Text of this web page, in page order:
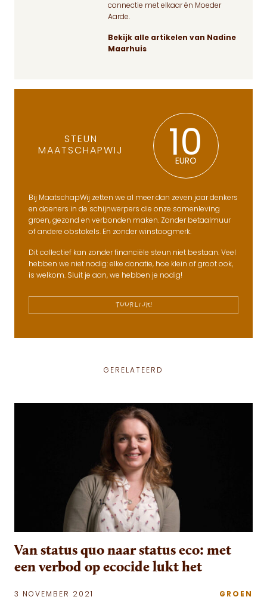
connectie met elkaar én Moeder
Aarde.
Bekijk alle artikelen van Nadine
Maarhuis
STEUN
MAATSCHAPWIJ
10
EURO
Bij MaatschapWij zetten we al meer dan zeven jaar denkers
en doeners in de schijnwerpers die onze samenleving
groen, gezond en verbonden maken. Zonder betaalmuur
of andere obstakels. En zonder winstoogmerk.
Dit collectief kan zonder financiële steun niet bestaan. Veel
hebben we niet nodig: elke donatie, hoe klein of groot ook,
is welkom. Sluit je aan, we hebben je nodig!
TUURLIJK!
GERELATEERD
Van status quo naar status eco: met
een verbod op ecocide lukt het
3 NOVEMBER 2021 GROEN